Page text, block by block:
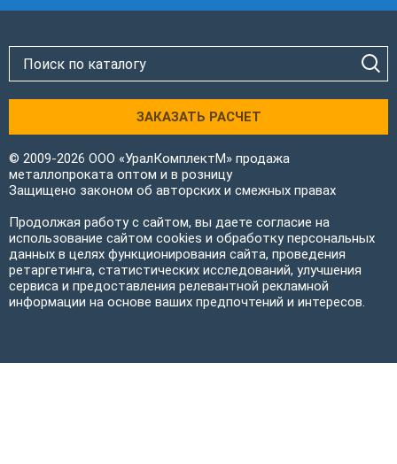
ЗАКАЗАТЬ РАСЧЕТ
© 2009-2026 ООО «УралКомплектМ» продажа
металлопроката оптом и в розницу
Защищено законом об авторских и смежных правах
Продолжая работу с сайтом, вы даете согласие на
использование сайтом cookies и обработку персональных
данных в целях функционирования сайта, проведения
ретаргетинга, статистических исследований, улучшения
сервиса и предоставления релевантной рекламной
информации на основе ваших предпочтений и интересов.